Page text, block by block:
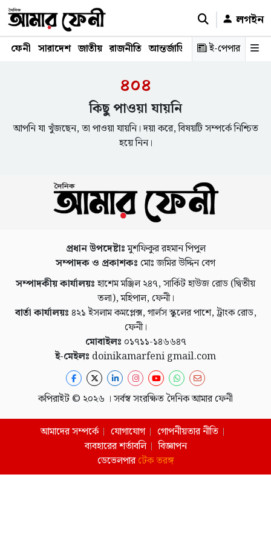
লগইন
ফেনী সারাদেশ জাতীয় রাজনীতি আন্তর্জাতিক অর্থনীতি
ই-পেপার
৪০৪
কিছু পাওয়া যায়নি
আপনি যা খুঁজছেন, তা পাওয়া যায়নি। দয়া করে, বিষয়টি সম্পর্কে নিশ্চিত
হয়ে নিন।
প্রধান উপদেষ্টাঃমুশফিকুর রহমান পিপুল
সম্পাদক ও প্রকাশকঃ মোঃ জমির উদ্দিন বেগ
সম্পাদকীয় কার্যালয়ঃহাশেম মঞ্জিল ২৪৭, সার্কিট হাউজ রোড (দ্বিতীয়
তলা), মহিপাল, ফেনী।
বার্তা কার্যালয়ঃ ৪২১ ইসলাম কমপ্লেক্স, গার্লস স্কুলের পাশে, ট্রাংক রোড,
ফেনী।
মোবাইলঃ ০১৭১১-১৪৬৬৪৭
ই-মেইলঃ doinikamarfeni gmail.com
কপিরাইট © ২০২৬ । সর্বস্ব সংরক্ষিত দৈনিক আমার ফেনী
আমাদের সম্পর্কে যোগাযোগ
গোপনীয়তার নীতি
ব্যবহারের শর্তাবলি
বিজ্ঞাপন
ডেভেলপারটেক তরঙ্গ